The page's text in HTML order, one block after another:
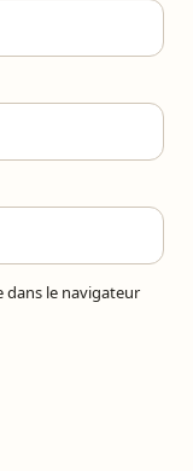
dans le navigateur